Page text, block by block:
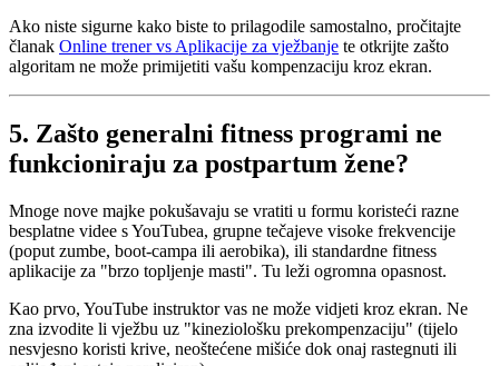
Ako niste sigurne kako biste to prilagodile samostalno, pročitajte
članak Online trener vs Aplikacije za vježbanje te otkrijte zašto
algoritam ne može primijetiti vašu kompenzaciju kroz ekran.
5. Zašto generalni fitness programi ne
funkcioniraju za postpartum žene?
Mnoge nove majke pokušavaju se vratiti u formu koristeći razne
besplatne videe s YouTubea, grupne tečajeve visoke frekvencije
(poput zumbe, boot-campa ili aerobika), ili standardne fitness
aplikacije za "brzo topljenje masti". Tu leži ogromna opasnost.
Kao prvo, YouTube instruktor vas ne može vidjeti kroz ekran. Ne
zna izvodite li vježbu uz "kineziološku prekompenzaciju" (tijelo
nesvjesno koristi krive, neoštećene mišiće dok onaj rastegnuti ili